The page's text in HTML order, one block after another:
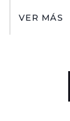
VER MÁS